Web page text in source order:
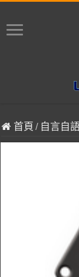
首頁 / 自言自